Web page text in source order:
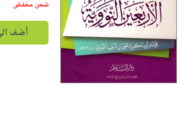
Ai
إختيارات
كتب
أكاديمية
صندوق
بلا
حدود
أسئلة
طرحها
أسئلة
يتكرر
طرحها
تحميل
masmu3
المواضيع
الأكثر
مبيعاً
تعليمية
تعليمية
الصحة
والعناية
الشخصية
شحن مخفض
أضف